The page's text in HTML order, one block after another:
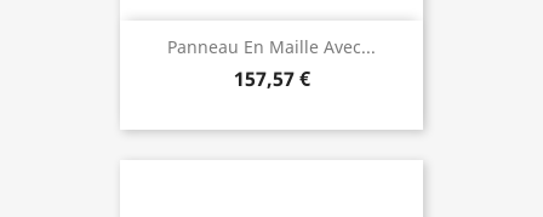
Panneau En Maille Avec...
157,57 €